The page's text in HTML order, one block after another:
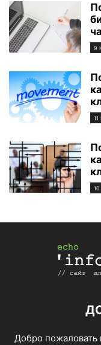
9
Добро пожаловать